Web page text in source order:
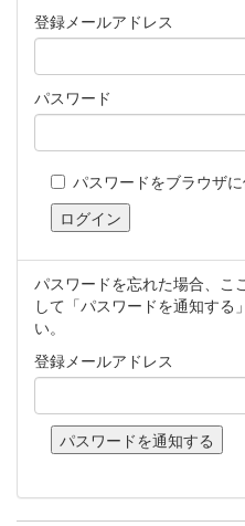
登録メールアドレス
パスワード
パスワードをブラウザ
パスワードを忘れた場合、こ
して「パスワードを通知する
い。
登録メールアドレス